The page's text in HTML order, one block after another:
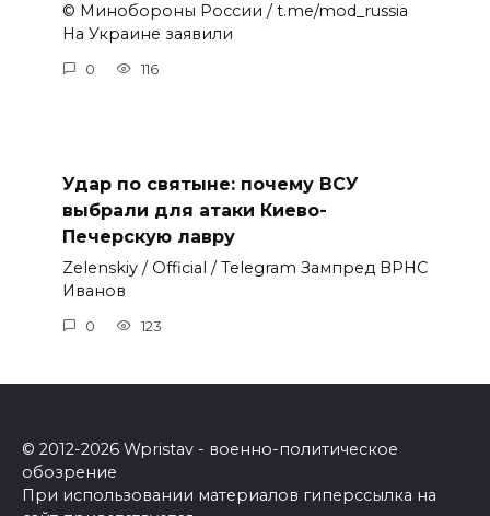
© Минобороны России / t.me/mod_russia
На Украине заявили
0 116
Удар по святыне: почему ВСУ
выбрали для атаки Киево-
Печерскую лавру
Zеlеnskiу / Оfficiаl / Telegram Зампред ВРНС
Иванов
0 123
© 2012-2026 Wpristav - военно-политическое
обозрение
При использовании материалов гиперссылка на